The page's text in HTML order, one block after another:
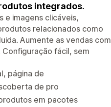
integrados.
e imagens clicáveis,
relacionados como
Aumente as vendas com
fácil, sem
página de
de pro
em pacotes